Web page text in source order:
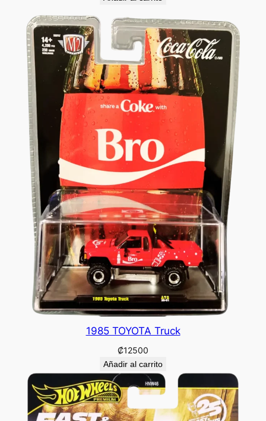
1985 TOYOTA Truck
₡12500
Añadir al carrito